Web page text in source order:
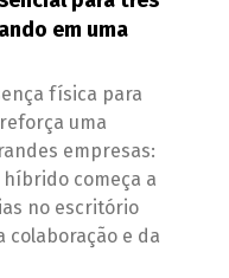
em uma
física para
uma
empresas:
começa a
no escritório
colaboração e da